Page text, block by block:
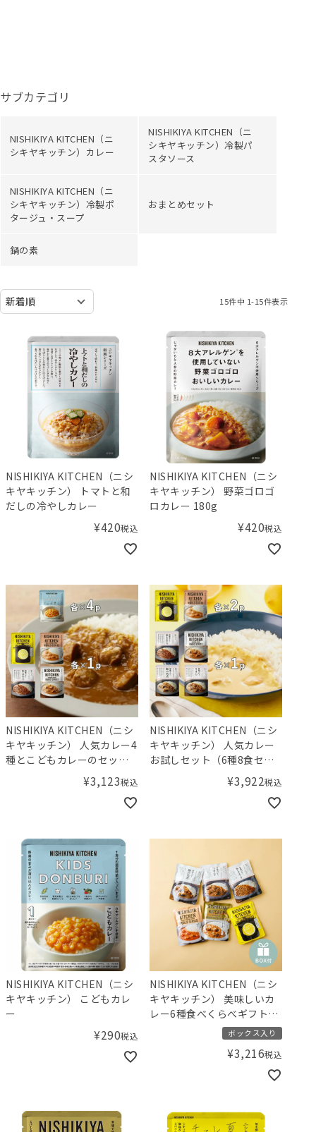
サブカテゴリ
NISHIKIYA KITCHEN（ニ
シキヤキッチン）カレー
NISHIKIYA KITCHEN（ニ
シキヤキッチン）冷製パ
スタソース
NISHIKIYA KITCHEN（ニ
シキヤキッチン）冷製ポ
タージュ・スープ
おまとめセット
鍋の素
15件中 1-15件表示
NISHIKIYA KITCHEN（ニシ
キヤキッチン） トマトと和
だしの冷やしカレー
¥420税込
NISHIKIYA KITCHEN（ニシ
キヤキッチン） 野菜ゴロゴ
ロカレー 180g
¥420税込
NISHIKIYA KITCHEN（ニシ
キヤキッチン） 人気カレー4
種とこどもカレーのセット
（5種8食セット）／Aming
オリジナルセット
¥3,123税込
NISHIKIYA KITCHEN（ニシ
キヤキッチン） 人気カレー
お試しセット（6種8食セッ
ト）／Amingオリジナルセ
¥3,922税込
NISHIKIYA KITCHEN（ニシ
キヤキッチン） こどもカレ
ー
¥290税込
NISHIKIYA KITCHEN（ニシ
キヤキッチン） 美味しいカ
レー6種食べくらべギフト
【ギフトボックス入り】／
Amingオリジナルセット
ボックス入り
¥3,216税込